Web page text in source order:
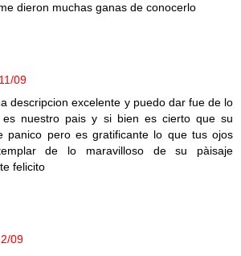
dieron muchas ganas de conocerlo
09
descripcion excelente y puedo dar fue de lo
es nuestro pais y si bien es cierto que su
panico pero es gratificante lo que tus ojos
de lo maravilloso de su pàisaje
felicito
09